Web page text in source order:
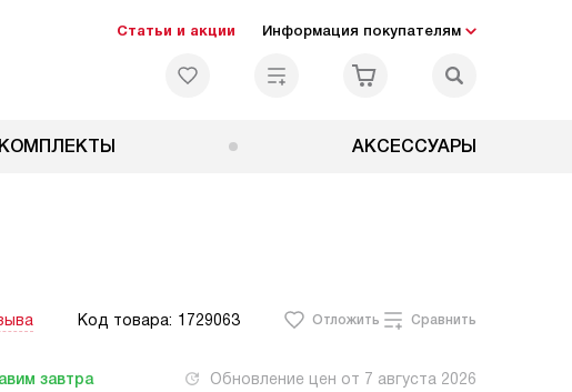
Статьи и акции Информация покупателям
КОМПЛЕКТЫ АКСЕССУАРЫ
Код товара: 1729063 Отложить Сравнить
завтра Обновление цен от 7 августа 2026